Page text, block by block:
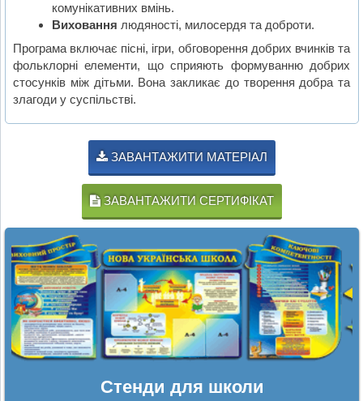
комунікативних вмінь.
Виховання людяності, милосердя та доброти.
Програма включає пісні, ігри, обговорення добрих вчинків та
фольклорні елементи, що сприяють формуванню добрих
стосунків між дітьми. Вона закликає до творення добра та
злагоди у суспільстві.
ЗАВАНТАЖИТИ МАТЕРІАЛ
ЗАВАНТАЖИТИ СЕРТИФІКАТ
Стенди для школи